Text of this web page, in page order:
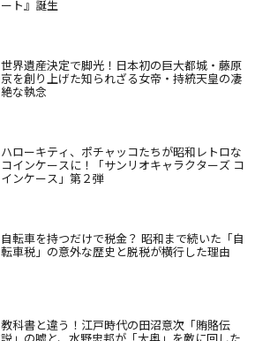
ート』誕生
世界遺産決定で脚光！日本初の巨大都城・藤原
京を創り上げた知られざる女帝・持統天皇の凄
絶な執念
ハローキティ、ポチャッコたちが昭和レトロな
コインケースに！「サンリオキャラクターズ コ
インケース」第２弾
自転車を持つだけで税金？ 昭和まで続いた「自
転車税」の意外な歴史と脱税が横行した理由
教科書と違う！江戸時代の田沼意次「賄賂伝